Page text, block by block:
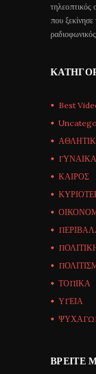
που
Best
ΓΥΝΑΙΚΑ
ΚΑΙΡΟΣ
ΤΟΠΙΚΑ
ΥΓΕΙΑ
ΒΡΕΊΤΕ